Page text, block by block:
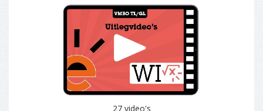
27 video's